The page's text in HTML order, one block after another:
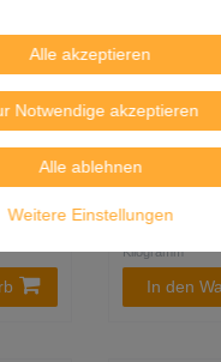
-
[ 240g ] LEE
Saure Sauce
Soße | Asia
Sauer
2,99 €
Kilogramm
In den
Alle akzeptieren
Notwendige akzeptieren
Alle ablehnen
Weitere Einstellungen